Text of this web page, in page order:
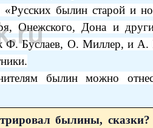
былин старой и
Онежского, Дона и
Ф. Буслаев, О. Миллер, и А.
былин можно
былины, сказки?